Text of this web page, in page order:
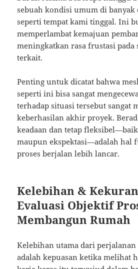
sebuah kondisi umum di banyak
seperti tempat kami tinggal. Ini
memperlambat kemajuan
meningkatkan rasa frustasi pada
terkait.
Penting untuk dicatat bahwa
seperti ini bisa sangat
terhadap situasi tersebut sangat
keberhasilan akhir proyek.
keadaan dan tetap
maupun ekspektasi—adalah hal
proses berjalan lebih lancar.
Kelebihan &
Evaluasi Objektif
Membangun Rumah
Kelebihan utama dari
adalah kepuasan ketika melihat